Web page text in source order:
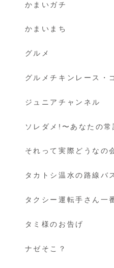
かまいガチ
かまいまち
グルメ
グルメチキンレース・
ジュニアチャンネル
ソレダメ!〜あなたの
それって実際どうなの
タカトシ温水の路線バ
タクシー運転手さん一
タミ様のお告げ
ナゼそこ？